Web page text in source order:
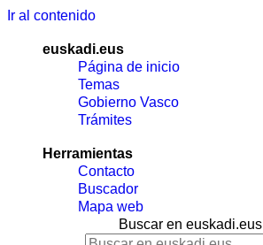
Ir al contenido
euskadi.eus
Página de inicio
Temas
Gobierno Vasco
Trámites
Herramientas
Contacto
Buscador
Mapa web
Buscar en euskadi.eus